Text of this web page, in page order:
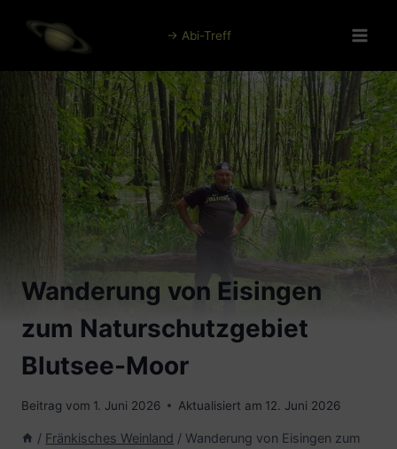
Inhalt
→ Abi-Treff
Wanderung von Eisingen
zum Naturschutzgebiet
Blutsee-Moor
Beitrag vom 1. Juni 2026 Aktualisiert am 12. Juni 2026
/ Fränkisches Weinland / Wanderung von Eisingen zum